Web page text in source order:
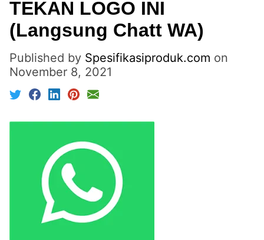
TEKAN LOGO INI
(Langsung Chatt WA)
Published by Spesifikasiproduk.com on
November 8, 2021